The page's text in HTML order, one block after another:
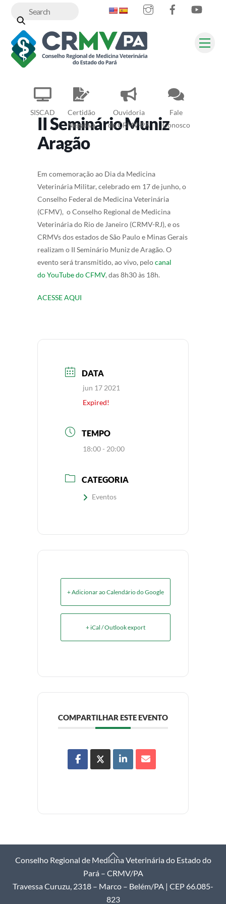
content
SISCAD
Certidão
Negativa
Ouvidoria
do CRMV-PA
Fale
Conosco
InstagramFacebook
II Seminário Muniz
Aragão
Em comemoração ao Dia da Medicina
Veterinária Militar, celebrado em 17 de junho, o
Conselho Federal de Medicina Veterinária
(CFMV), o Conselho Regional de Medicina
Veterinária do Rio de Janeiro (CRMV-RJ), e os
CRMVs dos estados de São Paulo e Minas Gerais
realizam o II Seminário Muniz de Aragão. O
evento será transmitido, ao vivo, pelocanal
do YouTube do CFMV, das 8h30 às 18h.
ACESSE AQUI
DATA
jun 17 2021
Expired!
TEMPO
18:00 - 20:00
CATEGORIA
Eventos
+ Adicionar ao Calendário do Google
+ iCal / Outlook export
COMPARTILHAR ESTE EVENTO
Back
To
Top
Conselho Regional de Medicina Veterinária do Estado do
Pará – CRMV/PA
Travessa Curuzu, 2318 – Marco – Belém/PA | CEP 66.085-
823